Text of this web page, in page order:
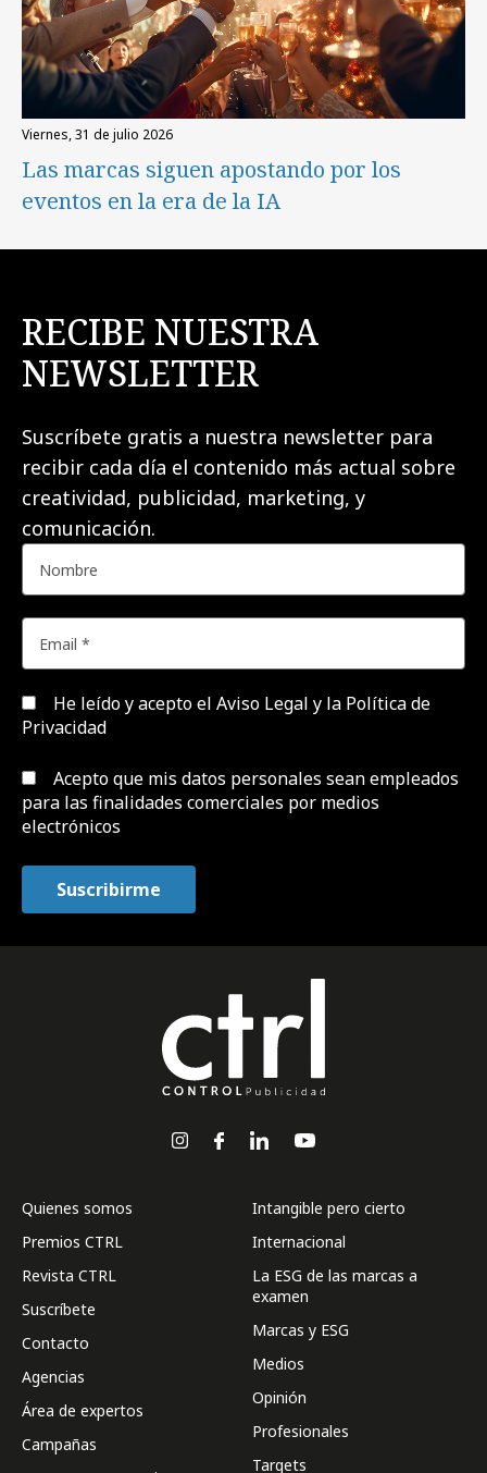
viernes, 31 de julio 2026
Las marcas siguen apostando por los
eventos en la era de la IA
RECIBE NUESTRA
NEWSLETTER
Suscríbete gratis a nuestra newsletter para
recibir cada día el contenido más actual sobre
creatividad, publicidad, marketing, y
comunicación.
He leído y acepto el Aviso Legal y la Política de
Privacidad
Acepto que mis datos personales sean empleados
para las finalidades comerciales por medios
electrónicos
Quienes somos
Premios CTRL
Revista CTRL
Suscríbete
Contacto
Agencias
Área de expertos
Campañas
Intangible pero cierto
Internacional
La ESG de las marcas a
examen
Marcas y ESG
Medios
Opinión
Profesionales
Targets